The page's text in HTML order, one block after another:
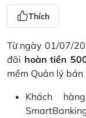
Thích
Từ ngày 01/07/
đãi hoàn tiền
mềm Quản lý
Khách